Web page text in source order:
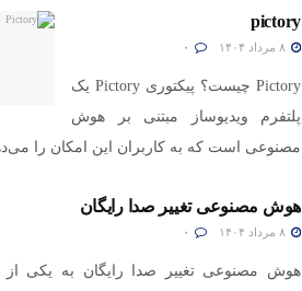
pictory
Pictory چیست؟ پیکتوری Pictory یک
پلتفرم ویدیوساز مبتنی بر هوش
مصنوعی است که به کاربران این امکان را
هوش مصنوعی تغییر صدا رایگان
هوش مصنوعی تغییر صدا رایگان به یکی از